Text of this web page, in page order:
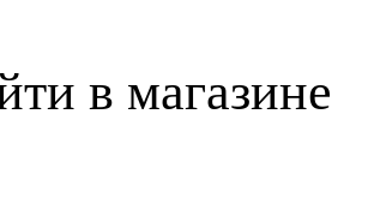
в магазине